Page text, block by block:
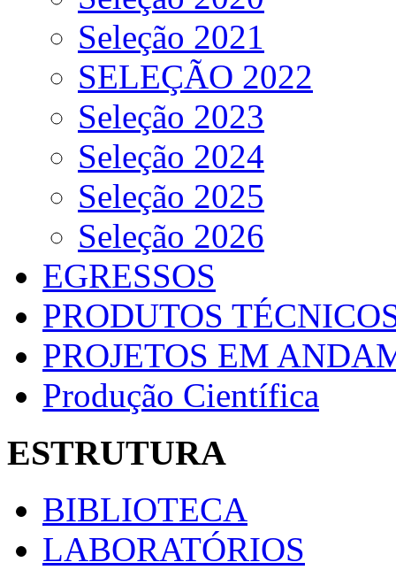
Seleção 2021
SELEÇÃO 2022
Seleção 2023
Seleção 2024
Seleção 2025
Seleção 2026
EGRESSOS
PRODUTOS
PROJETOS EM
Produção Científica
ESTRUTURA
BIBLIOTECA
LABORATÓRIOS